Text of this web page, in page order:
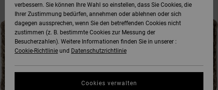
verbessern. Sie können Ihre Wahl so einstellen, dass Sie Cookies, die
Ihrer Zustimmung bedürfen, annehmen oder ablehnen oder sich
dagegen aussprechen, wenn Sie den betreffenden Cookies nicht
zustimmen (z. B. bestimmte Cookies zur Messung der
Besucherzahlen). Weitere Informationen finden Sie in unserer :
Cookie-Richtlinie und Datenschutzrichtlinie
Cookies verwalten